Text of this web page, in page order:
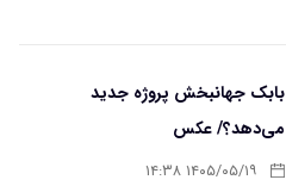
بابک جهانبخش پروژه جدید
می‌دهد؟/ عکس
۱۴۰۵/۰۵/۱۹ ۱۴:۳۸